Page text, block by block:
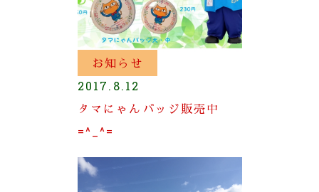
お知らせ
2017.8.12
タマにゃんバッジ販売中
=^_^=